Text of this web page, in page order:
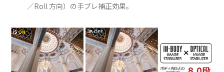
／Roll 方向）の手ブレ補正効果。